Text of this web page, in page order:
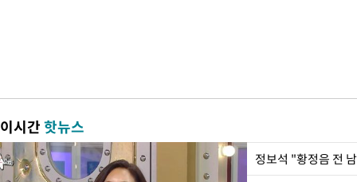
이시간핫뉴스